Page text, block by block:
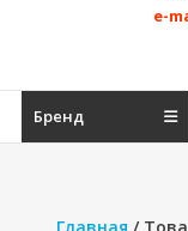
e-
Бренд